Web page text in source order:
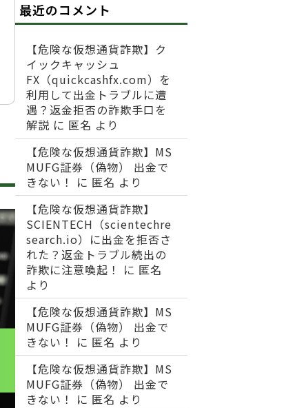
最近のコメント
【危険な仮想通貨詐欺】ク
イックキャッシュ
FX（quickcashfx.com）を
利用して出金トラブルに遭
遇？返金拒否の詐欺手口を
解説 に 匿名 より
【危険な仮想通貨詐欺】MS
MUFG証券（偽物） 出金で
きない！
に 匿名 より
【危険な仮想通貨詐欺】
SCIENTECH（scientechre
search.io）に出金を拒否さ
れた？返金トラブル続出の
詐欺に注意喚起！
に 匿名
より
【危険な仮想通貨詐欺】MS
MUFG証券（偽物） 出金で
きない！
に 匿名 より
【危険な仮想通貨詐欺】MS
MUFG証券（偽物） 出金で
きない！
に 匿名 より